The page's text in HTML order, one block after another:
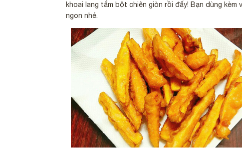
khoai lang tẩm bột chiên giòn rồi đấy! Bạn dùng
ngon nhé.